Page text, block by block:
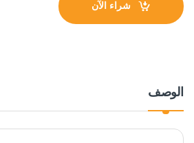
شراء الآن
الوصف